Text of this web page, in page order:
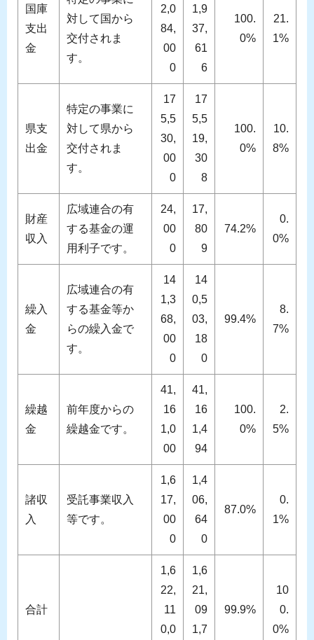
国庫
支出
金
対して国から
交付されま
す。
2,0
84,
00
0
1,9
37,
61
6
100.
0%
21.
1%
県支
出金
特定の事業に
対して県から
交付されま
す。
17
5,5
30,
00
0
17
5,5
19,
30
8
100.
0%
10.
8%
財産
収入
広域連合の有
する基金の運
用利子です。
24,
00
0
17,
80
9
74.2%
0.
0%
繰入
金
広域連合の有
する基金等か
らの繰入金で
す。
14
1,3
68,
00
0
14
0,5
03,
18
0
99.4%
8.
7%
繰越
金
前年度からの
繰越金です。
41,
16
1,0
00
41,
16
1,4
94
100.
0%
2.
5%
諸収
入
受託事業収入
等です。
1,6
17,
00
0
1,4
06,
64
0
87.0%
0.
1%
合計
1,6
22,
11
0,0
1,6
21,
09
1,7
99.9%
10
0.
0%